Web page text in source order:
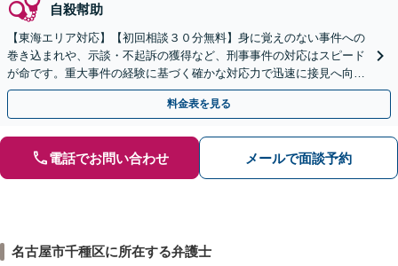
自殺幇助
【東海エリア対応】【初回相談３０分無料】身に覚えのない事件への
巻き込まれや、示談・不起訴の獲得など、刑事事件の対応はスピード
が命です。重大事件の経験に基づく確かな対応力で迅速に接見へ向か
います。ご家族からのご相談も可能。LINE予約可。
料金表を見る
電話でお問い合わせ メールで面談予約
名古屋市千種区に所在する弁護士